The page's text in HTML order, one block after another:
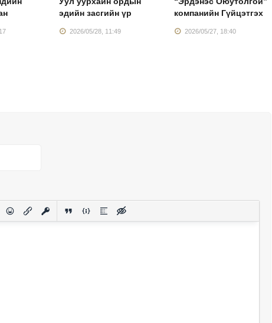
эдийн засгийн үр
2026/05/28, 11:49
компанийн Гүйцэтгэх
2026/05/27, 18:40